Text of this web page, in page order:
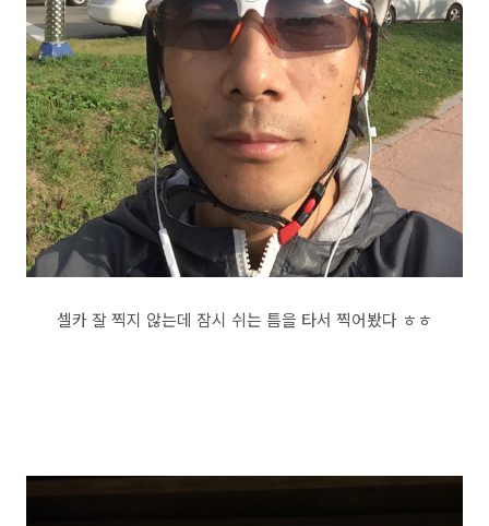
셀카 잘 찍지 않는데 잠시 쉬는 틈을 타서 찍어봤다 ㅎㅎ